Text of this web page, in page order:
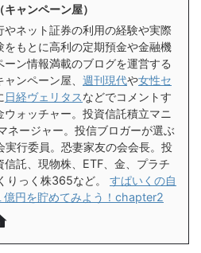
ャンペーン屋）
やネット証券の利用の経験や実際
をもとに高利の定期預金や金融機
ーン情報満載のブログを運営する
ンペーン屋、 週刊現代や女性セ
日経ヴェリタスなどでコメントす
ウォッチャー。投資信託積立マニ
ネージャー。投信ブロガーが選ぶ
実行委員。恐妻家友の会会長。投
信託、現物株、ETF、金、プラチ
りっく株365など。 すぱいくの自
億円を貯めてみよう！chapter2